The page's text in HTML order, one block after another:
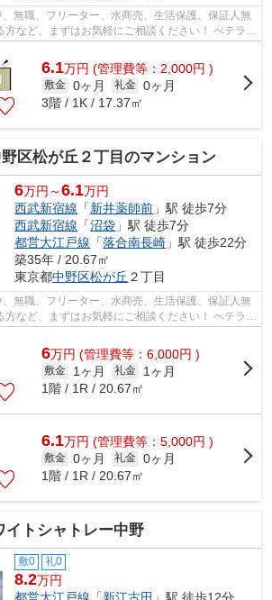
、無職、フリーター、水商売、生活保護、保証人無
方など、まずはお気軽にご相談ください！ べテラン
6.1万円 (管理費等：2,000円 )
敷金 0ヶ月 礼金 0ヶ月
3階 / 1K / 17.37㎡
区松が丘２丁目のマンション
6万円～6.1万円
西武新宿線 「新井薬師前 」駅 徒歩7分
西武新宿線 「沼袋 」駅 徒歩7分
都営大江戸線 「落合南長崎 」駅 徒歩22分
築35年 / 20.67㎡
東京都中野区松が丘 ２丁目
、無職、フリーター、水商売、生活保護、保証人無
方など、まずはお気軽にご相談ください！ べテラン
でご希望...
6万円 (管理費等：6,000円 )
敷金 1ヶ月 礼金
1ヶ月
1階 / 1R / 20.67㎡
6.1万円 (管理費等：5,000円 )
敷金 0ヶ月 礼金 0ヶ月
1階 / 1R / 20.67㎡
イトシャトレー中野
敷0 礼0
8.2万円